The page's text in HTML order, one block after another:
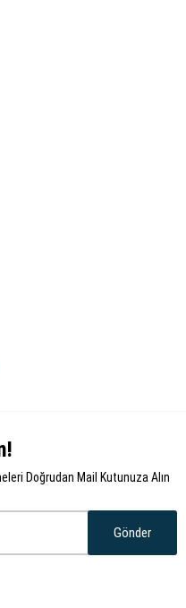
Doğrudan Mail Kutunuza Alın
Gönder